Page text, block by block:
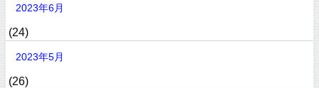
2023年6月
(24)
2023年5月
(26)